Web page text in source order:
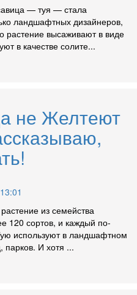
— туя — стала
ландшафтных дизайнеров,
растение высаживают в виде
в качестве солите...
не Желтеют
из семейства
120 сортов, и каждый по-
используют в ландшафтном
парков. И хотя ...